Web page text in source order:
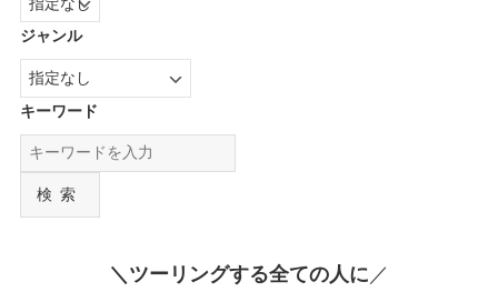
ジャンル
キーワード
検索
＼ツーリングする全ての人に ／